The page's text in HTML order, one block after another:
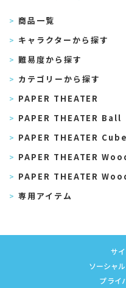
商品一覧
キャラクターから探す
難易度から探す
カテゴリーから探す
PAPER THEATER
PAPER THEATER Ball
PAPER THEATER Cube
PAPER THEATER
PAPER THEATER
専用アイテム
サ
ソーシャ
プライ